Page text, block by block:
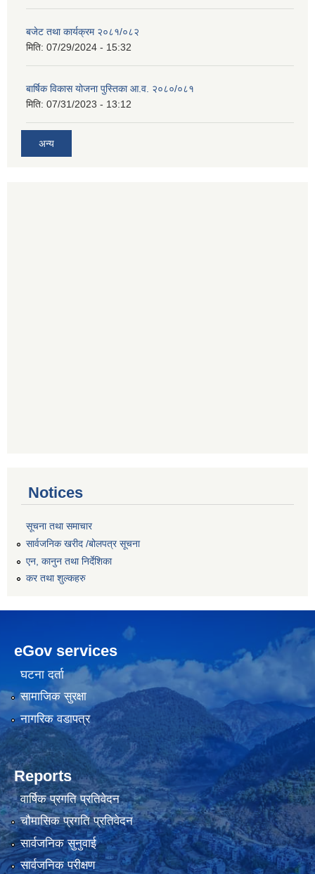
बजेट तथा कार्यक्रम २०८१/०८२
मिति: 07/29/2024 - 15:32
बार्षिक विकास योजना पुस्तिका आ.व. २०८०/०८१
मिति: 07/31/2023 - 13:12
अन्य
Notices
सूचना तथा समाचार
सार्वजनिक खरीद /बोलपत्र सूचना
एन, कानुन तथा निर्देशिका
कर तथा शुल्कहरु
eGov services
घटना दर्ता
सामाजिक सुरक्षा
नागरिक वडापत्र
Reports
वार्षिक प्रगति प्रतिवेदन
चौमासिक प्रगति प्रतिवेदन
सार्वजनिक सुनुवाई
सार्वजनिक परीक्षण